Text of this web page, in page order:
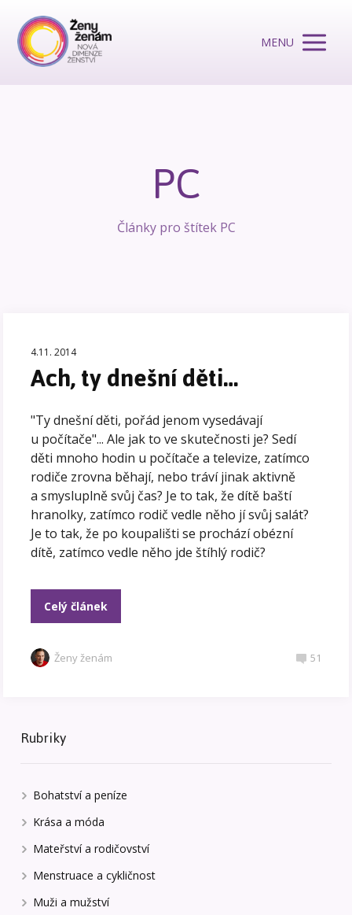
MENU
PC
Články pro štítek PC
4.11. 2014
Ach, ty dnešní děti…
"Ty dnešní děti, pořád jenom vysedávají
u počítače"... Ale jak to ve skutečnosti je? Sedí
děti mnoho hodin u počítače a televize, zatímco
rodiče zrovna běhají, nebo tráví jinak aktivně
a smysluplně svůj čas? Je to tak, že dítě baští
hranolky, zatímco rodič vedle něho jí svůj salát?
Je to tak, že po koupališti se prochází obézní
dítě, zatímco vedle něho jde štíhlý rodič?
Celý článek
Ženy ženám 51
Rubriky
Bohatství a peníze
Krása a móda
Mateřství a rodičovství
Menstruace a cykličnost
Muži a mužství